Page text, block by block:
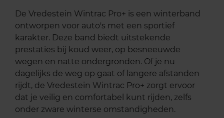
De Vredestein Wintrac Pro+ is een winterband
ontworpen voor auto's met een sportief
karakter. Deze band biedt uitstekende
prestaties bij koud weer, op besneeuwde
wegen en natte ondergronden. Of je nu
dagelijks de weg op gaat of langere afstanden
rijdt, de Vredestein Wintrac Pro+ zorgt ervoor
dat je veilig en comfortabel kunt rijden, zelfs
onder zware winterse omstandigheden.